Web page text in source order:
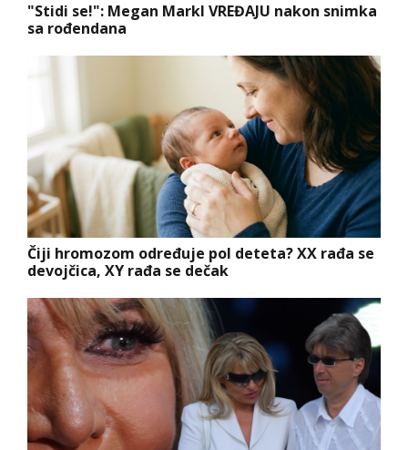
"Stidi se!": Megan Markl VREĐAJU nakon snimka
sa rođendana
Čiji hromozom određuje pol deteta? XX rađa se
devojčica, XY rađa se dečak